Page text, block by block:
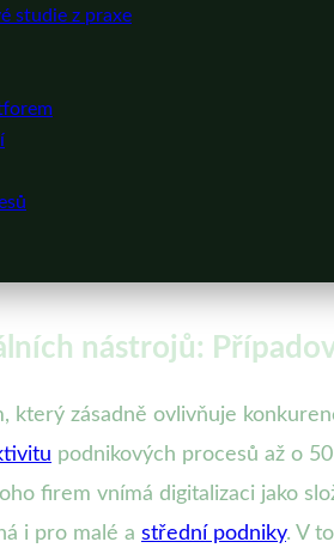
studie z praxe
nástrojů:
zásadně ovlivňuje
podnikových procesů až o
firem vnímá digitalizaci jako
i pro malé a střední podniky. V